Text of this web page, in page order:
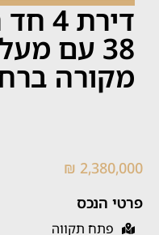
38 עם
מקורה
2,380,000 ₪
פרטי הנכס
פתח תקווה